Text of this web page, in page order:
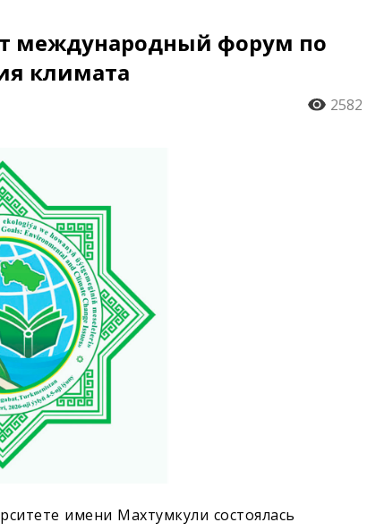
международный форум по
климата
2582
имени Махтумкули состоялась